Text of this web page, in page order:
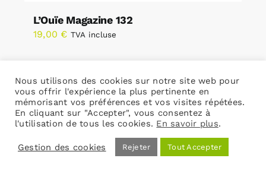
L’Ouïe Magazine 132
19,00 € TVA incluse
Ajouter au panier Détails
Nous utilisons des cookies sur notre site web pour
vous offrir l'expérience la plus pertinente en
mémorisant vos préférences et vos visites répétées.
En cliquant sur "Accepter", vous consentez à
l'utilisation de tous les cookies. En savoir plus.
Gestion des cookies Rejeter Tout Accepter